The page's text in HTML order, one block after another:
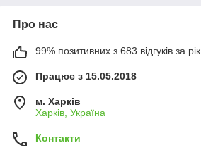
Про нас
99% позитивних з 683 відгуків за рік
Працює з 15.05.2018
м. Харків
Харків, Україна
Контакти